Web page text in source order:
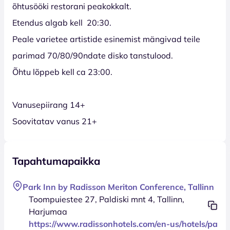
õhtusööki restorani peakokkalt.
Etendus algab kell 20:30.
Peale varietee artistide esinemist mängivad teile
parimad 70/80/90ndate disko tanstulood.
Õhtu lõppeb kell ca 23:00.
Vanusepiirang 14+
Soovitatav vanus 21+
Tapahtumapaikka
Park Inn by Radisson Meriton Conference, Tallinn
Toompuiestee 27, Paldiski mnt 4, Tallinn,
Harjumaa
https://www.radissonhotels.com/en-us/hotels/pa